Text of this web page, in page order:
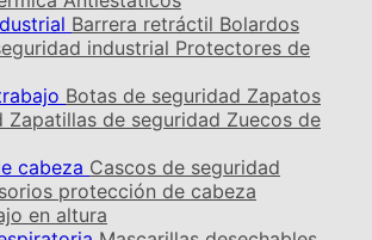
Barrera retráctil Bolardos
industrial Protectores de
Botas de seguridad Zapatos
Zapatillas de seguridad Zuecos de
cabeza Cascos de seguridad
protección de cabeza
en altura